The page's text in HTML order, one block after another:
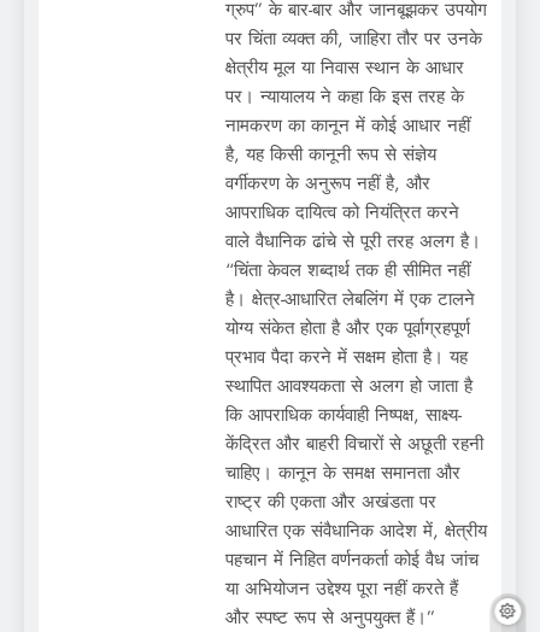
ग्रुप” के बार-बार और जानबूझकर उपयोग
पर चिंता व्यक्त की, जाहिरा तौर पर उनके
क्षेत्रीय मूल या निवास स्थान के आधार
पर। न्यायालय ने कहा कि इस तरह के
नामकरण का कानून में कोई आधार नहीं
है, यह किसी कानूनी रूप से संज्ञेय
वर्गीकरण के अनुरूप नहीं है, और
आपराधिक दायित्व को नियंत्रित करने
वाले वैधानिक ढांचे से पूरी तरह अलग है।
“चिंता केवल शब्दार्थ तक ही सीमित नहीं
है। क्षेत्र-आधारित लेबलिंग में एक टालने
योग्य संकेत होता है और एक पूर्वाग्रहपूर्ण
प्रभाव पैदा करने में सक्षम होता है। यह
स्थापित आवश्यकता से अलग हो जाता है
कि आपराधिक कार्यवाही निष्पक्ष, साक्ष्य-
केंद्रित और बाहरी विचारों से अछूती रहनी
चाहिए। कानून के समक्ष समानता और
राष्ट्र की एकता और अखंडता पर
आधारित एक संवैधानिक आदेश में, क्षेत्रीय
पहचान में निहित वर्णनकर्ता कोई वैध जांच
या अभियोजन उद्देश्य पूरा नहीं करते हैं
और स्पष्ट रूप से अनुपयुक्त हैं।”